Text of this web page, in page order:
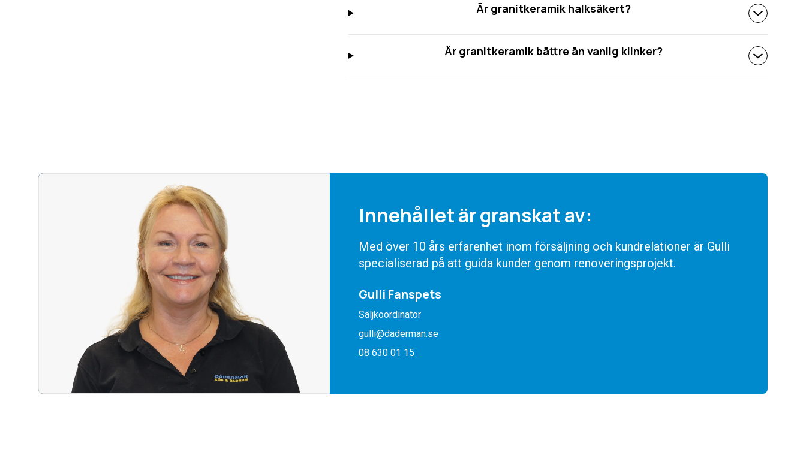
Är granitkeramik halksäkert?
Är granitkeramik bättre än vanlig klinker?
Innehållet är granskat av:
Med över 10 års erfarenhet inom försäljning och kundrelationer är Gulli
specialiserad på att guida kunder genom renoveringsprojekt.
Gulli Fanspets
Säljkoordinator
gulli@daderman.se
08 630 01 15